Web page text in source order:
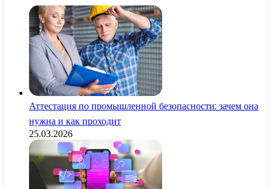
Аттестация по промышленной безопасности: зачем она
нужна и как проходит
25.03.2026